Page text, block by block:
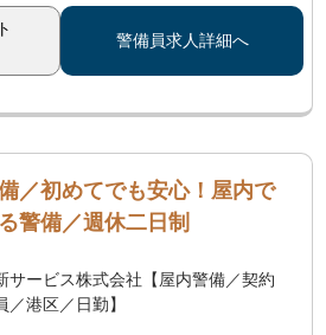
警備員求人詳細へ
／初めてでも安心！屋内で
警備／週休二日制
サービス株式会社【屋内警備／契約
／港区／日勤】